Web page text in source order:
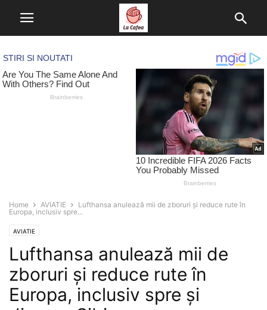
Home AVIATIE
Lufthansa anulează mii de zboruri și reduce rute în
Europa, inclusiv spre...
AVIATIE
Lufthansa anulează mii de
zboruri și reduce rute în
Europa, inclusiv spre și